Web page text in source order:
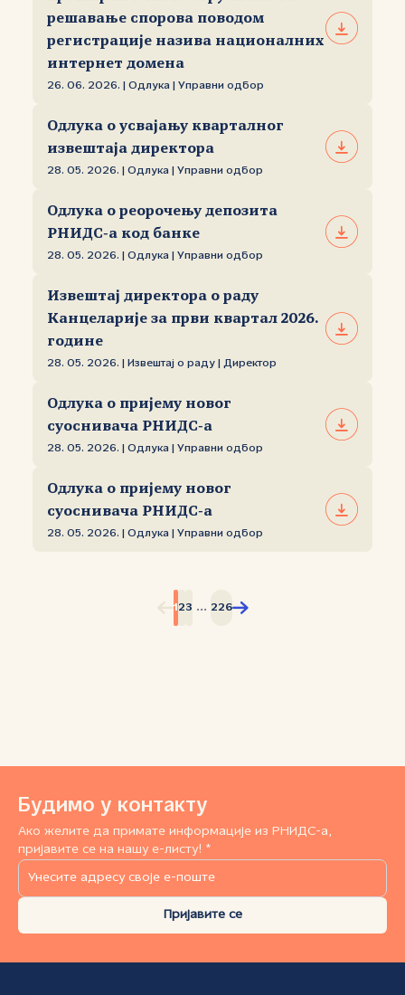
решавање спорова поводом
регистрације назива националних
интернет домена
26. 06. 2026. | Одлука | Управни одбор
Одлука о усвајању кварталног
извештаја директора
28. 05. 2026. | Одлука | Управни одбор
Одлука о реорочењу депозита
РНИДС‑а код банке
28. 05. 2026. | Одлука | Управни одбор
Извештај директора о раду
Канцеларије за први квартал 2026.
године
28. 05. 2026. | Извештај о раду | Директор
Одлука о пријему новог
суоснивача РНИДС‑а
28. 05. 2026. | Одлука | Управни одбор
Одлука о пријему новог
суоснивача РНИДС‑а
28. 05. 2026. | Одлука | Управни одбор
1 23 ... 226
Будимо у контакту
Ако желите да примате информације из РНИДС-а,
пријавите се на нашу е-листу! *
Пријавите се